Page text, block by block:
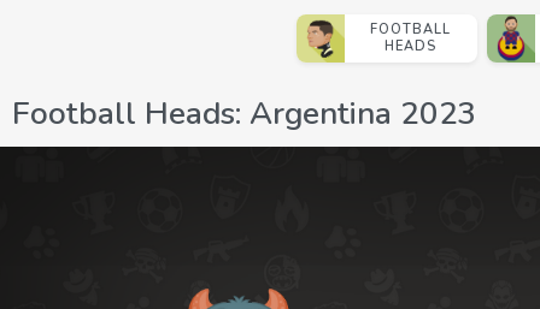
FOOTBALL
HEADS
Football Heads: Argentina 2023